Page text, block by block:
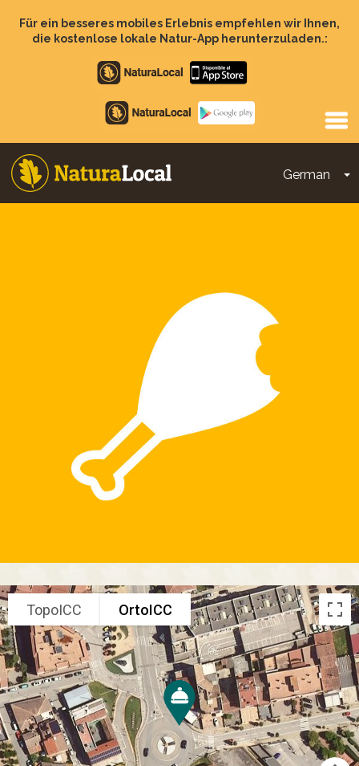
zumFür ein besseres mobiles Erlebnis empfehlen wir Ihnen,
die kostenlose lokale Natur-App herunterzuladen.:
Apple
store
Google
Play
German
Main
TopoICC OrtoICC